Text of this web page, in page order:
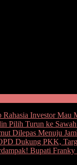
Investor Mau
Pilih Turun ke Sawah
Dilepas Menuju
Dukung PKK,
Bupati